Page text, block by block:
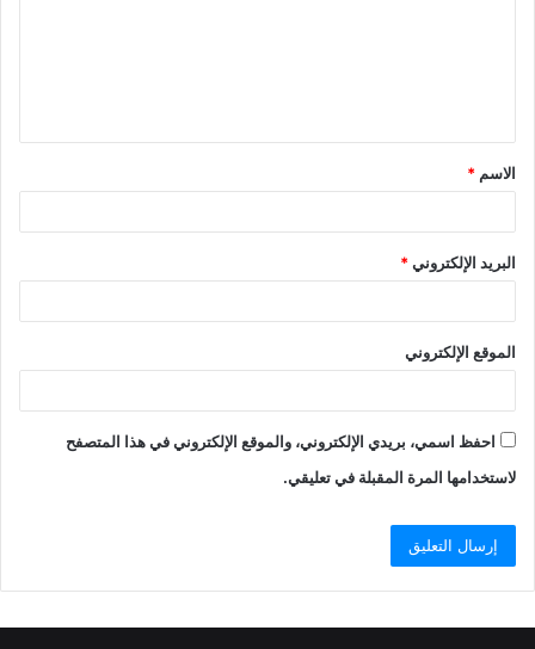
الاسم *
البريد الإلكتروني*
الموقع الإلكتروني
احفظ اسمي، بريدي الإلكتروني، والموقع الإلكتروني في هذا المتصفح
لاستخدامها المرة المقبلة في تعليقي.